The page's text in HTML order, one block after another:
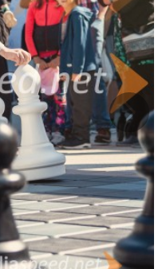
Letošnja izvedba bo še
talenti. Na natečaju
29 mladih pevk in pevcev,
tudi na dogodku. Z
na večji oder. Dogodek bo
nastopi, otroškimi
in dobrodelnim srečelovom.
ostaja prostor, kjer otroci
in skupnostjo, ki